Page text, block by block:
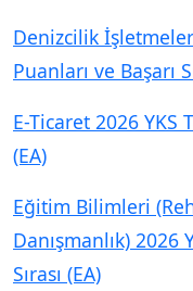
Denizcilik
Puanları ve Başarı
E-Ticaret 2026 YKS
(EA)
Eğitim Bilimleri
Danışmanlık) 2026
Sırası (EA)